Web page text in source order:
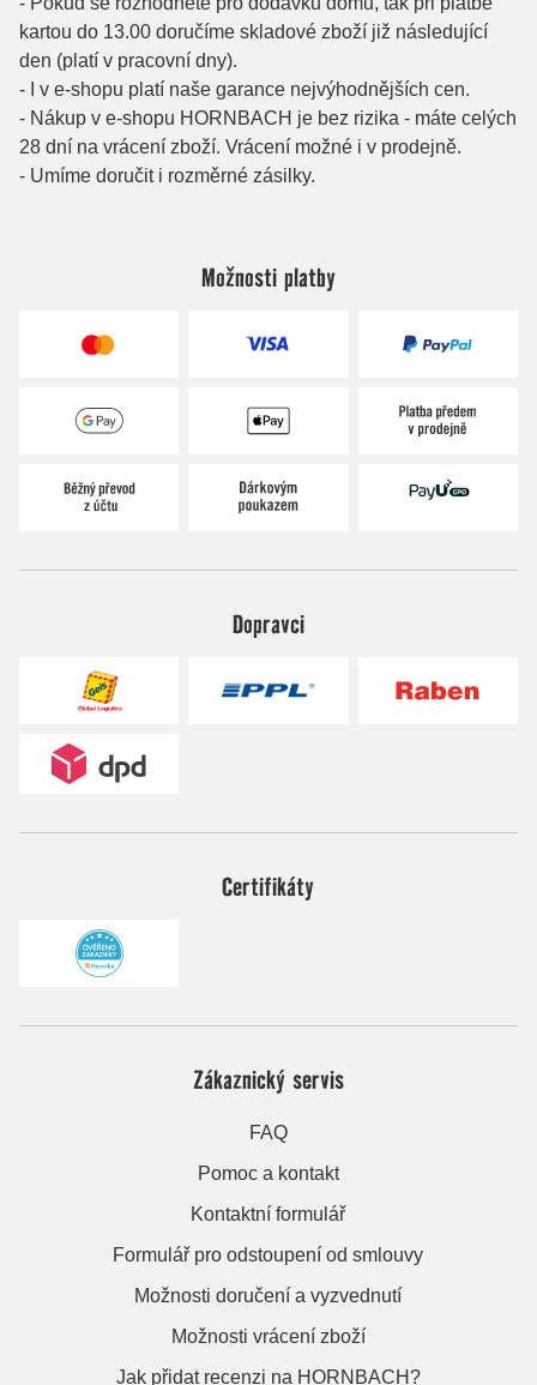
Možnosti platby
Dopravci
Certifikáty
Zákaznický servis
FAQ
Pomoc a kontakt
Kontaktní formulář
Formulář pro odstoupení od smlouvy
Možnosti doručení a vyzvednutí
Možnosti vrácení zboží
Jak přidat recenzi na HORNBACH?